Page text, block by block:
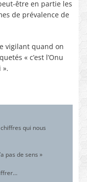
être en partie les
de prévalence de
vigilant quand on
« c’est l’Onu
».
qui nous
pas de sens »